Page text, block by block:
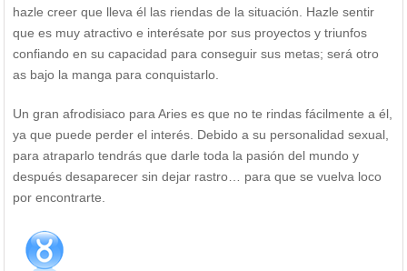
hazle creer que lleva él las riendas de la situación. Hazle sentir
que es muy atractivo e interésate por sus proyectos y triunfos
confiando en su capacidad para conseguir sus metas; será otro
as bajo la manga para conquistarlo.
Un gran afrodisiaco para Aries es que no te rindas fácilmente a él,
ya que puede perder el interés. Debido a su personalidad sexual,
para atraparlo tendrás que darle toda la pasión del mundo y
después desaparecer sin dejar rastro… para que se vuelva loco
por encontrarte.